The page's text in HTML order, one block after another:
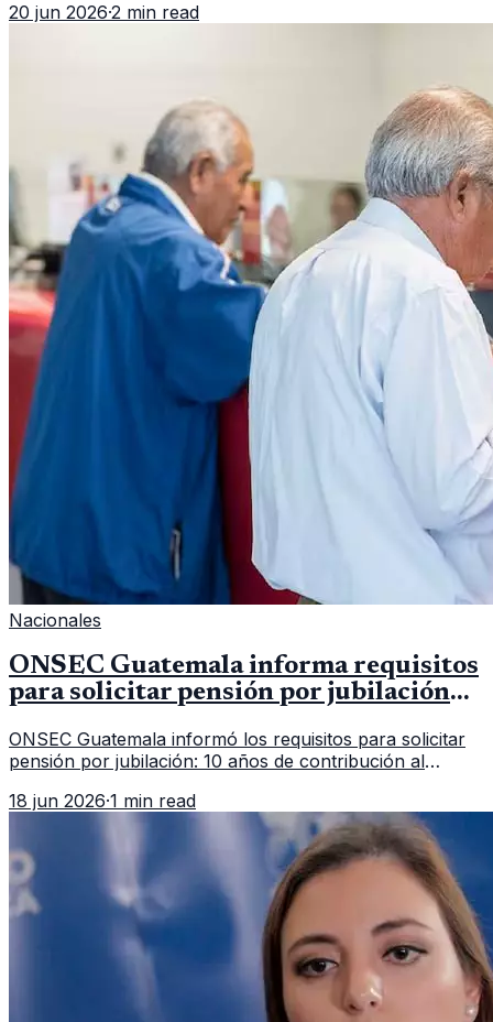
fallido con la administración anterior del Ministerio
20 jun 2026·2 min read
Nacionales
ONSEC Guatemala informa requisitos
para solicitar pensión por jubilación
ONSEC Guatemala informó los requisitos para solicitar
pensión por jubilación: 10 años de contribución al
importar edad.
18 jun 2026·1 min read